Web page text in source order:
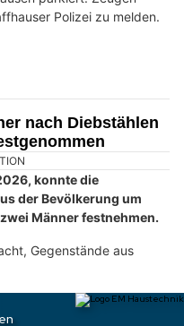
wurden der
in Autos gemeldet.
und
parkiert. Zeugen